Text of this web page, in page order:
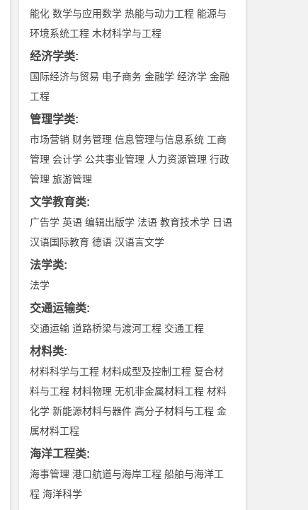
能化 数学与应用数学 热能与动力工程 能源与
环境系统工程 木材科学与工程
经济学类:
国际经济与贸易 电子商务 金融学 经济学 金融
工程
管理学类:
市场营销 财务管理 信息管理与信息系统 工商
管理 会计学 公共事业管理 人力资源管理 行政
管理 旅游管理
文学教育类:
广告学 英语 编辑出版学 法语 教育技术学 日语
汉语国际教育 德语 汉语言文学
法学类:
法学
交通运输类:
交通运输 道路桥梁与渡河工程 交通工程
材料类:
材料科学与工程 材料成型及控制工程 复合材
料与工程 材料物理 无机非金属材料工程 材料
化学 新能源材料与器件 高分子材料与工程 金
属材料工程
海洋工程类:
海事管理 港口航道与海岸工程 船舶与海洋工
程 海洋科学